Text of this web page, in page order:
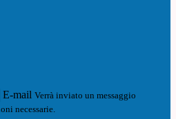
E-mail Verrà inviato un messaggio
necessarie.